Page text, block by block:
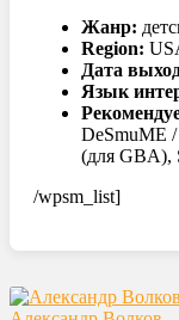
Жанр:
Region:
Дата
Язык
DeSmuME
(для GBA),
/wpsm_list]